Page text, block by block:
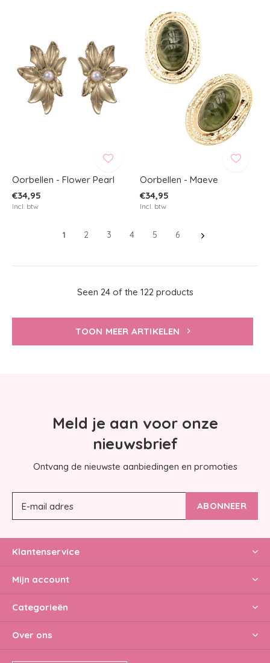
Oorbellen - Flower Pearl
€34,95
Incl. btw
Oorbellen - Maeve
€34,95
Incl. btw
1 2 3 4 5 6
Seen 24 of the 122 products
TOON MEER ARTIKELEN
Meld je aan voor onze
nieuwsbrief
Ontvang de nieuwste aanbiedingen en promoties
ABONNEER
Klantenservice
Mijn account
Categorieën
Over ons